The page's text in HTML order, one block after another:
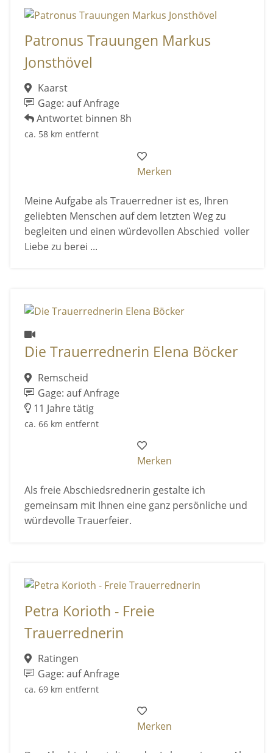
Patronus Trauungen Markus
Jonsthövel
Kaarst
Gage: auf Anfrage
Antwortet binnen 8h
ca. 58 km entfernt
Merken
Meine Aufgabe als Trauerredner ist es, Ihren
geliebten Menschen auf dem letzten Weg zu
begleiten und einen würdevollen Abschied voller
Liebe zu berei ...
Die Trauerrednerin Elena Böcker
Remscheid
Gage: auf Anfrage
11 Jahre tätig
ca. 66 km entfernt
Merken
Als freie Abschiedsrednerin gestalte ich
gemeinsam mit Ihnen eine ganz persönliche und
würdevolle Trauerfeier.
Petra Korioth - Freie
Trauerrednerin
Ratingen
Gage: auf Anfrage
ca. 69 km entfernt
Merken